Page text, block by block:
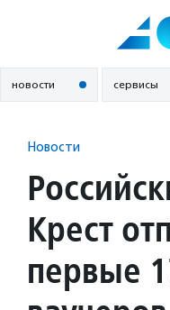
новости сервисы
Новости
Крест
первые